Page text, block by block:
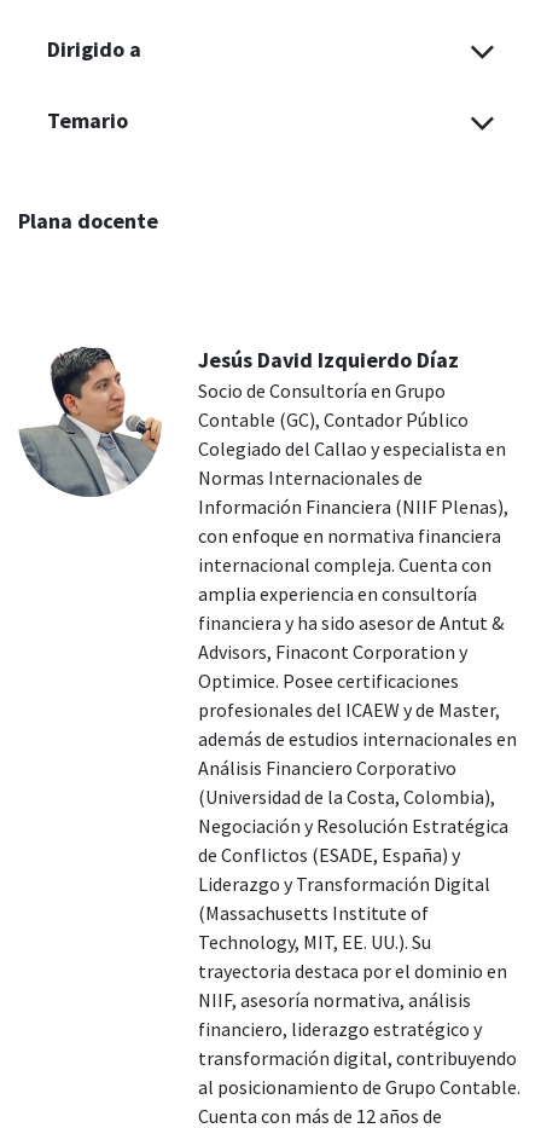
Dirigido a
Temario
Plana docente
Jesús David Izquierdo Díaz
Socio de Consultoría en Grupo
Contable (GC), Contador Público
Colegiado del Callao y especialista en
Normas Internacionales de
Información Financiera (NIIF Plenas),
con enfoque en normativa financiera
internacional compleja. Cuenta con
amplia experiencia en consultoría
financiera y ha sido asesor de Antut &
Advisors, Finacont Corporation y
Optimice. Posee certificaciones
profesionales del ICAEW y de Master,
además de estudios internacionales en
Análisis Financiero Corporativo
(Universidad de la Costa, Colombia),
Negociación y Resolución Estratégica
de Conflictos (ESADE, España) y
Liderazgo y Transformación Digital
(Massachusetts Institute of
Technology, MIT, EE. UU.). Su
trayectoria destaca por el dominio en
NIIF, asesoría normativa, análisis
financiero, liderazgo estratégico y
transformación digital, contribuyendo
al posicionamiento de Grupo Contable.
Cuenta con más de 12 años de